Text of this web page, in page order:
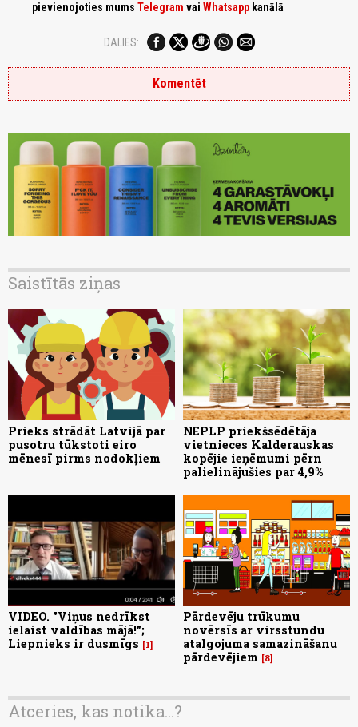
pievienojoties mums Telegram vai Whatsapp kanālā
DALIES:
Komentēt
Saistītās ziņas
Prieks strādāt Latvijā par
pusotru tūkstoti eiro
mēnesī pirms nodokļiem
NEPLP priekšsēdētāja
vietnieces Kalderauskas
kopējie ieņēmumi pērn
palielinājušies par 4,9%
VIDEO. "Viņus nedrīkst
ielaist valdības mājā!";
Liepnieks ir dusmīgs
1
Pārdevēju trūkumu
novērsīs ar virsstundu
atalgojuma samazināšanu
pārdevējiem
8
Atceries, kas notika...?